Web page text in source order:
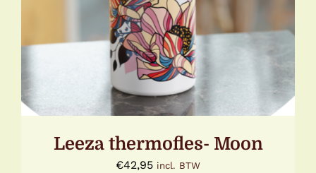
Leeza thermofles- Moon
€42,95 incl. BTW